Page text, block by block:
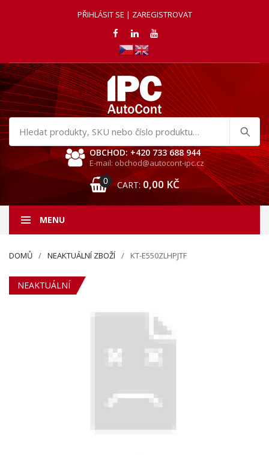
PŘIHLÁSIT SE | ZAREGISTROVAT
Hledat
produkty
OBCHOD: +420 733 688 944
E-mail: obchod@autocont-ipc.cz
0 CART: 0,00 KČ
MENU
DOMŮ NEAKTUÁLNÍ ZBOŽÍ KT-E550ZLHPJTF
NEAKTUÁLNÍ